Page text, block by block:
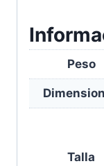
Peso
Talla